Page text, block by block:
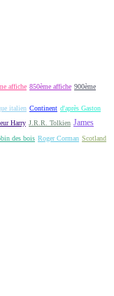
affiche 850ème affiche 900ème
italien Continent d'après Gaston
Harry J.R.R. Tolkien James
des bois Roger Corman Scotland